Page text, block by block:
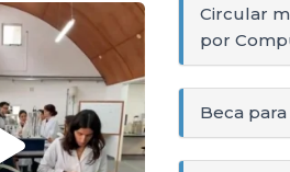
Circular
por
Beca para